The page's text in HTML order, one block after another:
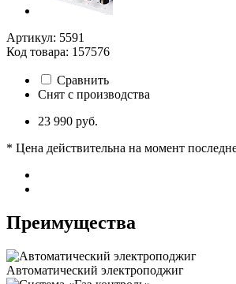
Артикул: 5591
Код товара: 157576
Сравнить
Снят с производства
23 990 руб.
* Цена действительна на момент
Преимущества
Автоматический электроподжиг